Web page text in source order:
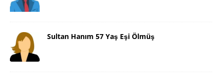
Sultan Hanım 57 Yaş Eşi Ölmüş